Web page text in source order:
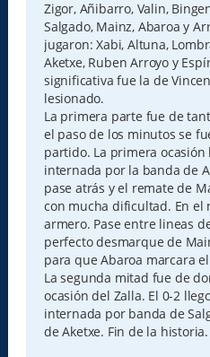
Zigor, Añibarro, Valin,
Salgado, Mainz, Abaroa y
jugaron: Xabi, Altuna,
Aketxe, Ruben Arroyo y
significativa fue la de
lesionado.
La primera parte fue de
el paso de los minutos se
partido. La primera
internada por la banda de
pase atrás y el remate de
con mucha dificultad. En el
armero. Pase entre lineas
perfecto desmarque de
para que Abaroa marcara
La segunda mitad fue de
ocasión del Zalla. El 0-2
internada por banda de
de Aketxe. Fin de la historia.